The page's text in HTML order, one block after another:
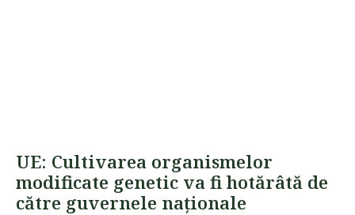
UE: Cultivarea organismelor
modificate genetic va fi hotărâtă de
către guvernele naționale